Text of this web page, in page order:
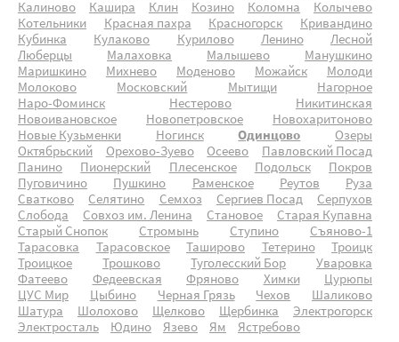
Калиново
Кашира Клин Козино Коломна
Колычево
Котельники
Красная пахра Красногорск
Кривандино
Кубинка
Кулаково Курилово Ленино
Лесной
Люберцы
Малаховка Малышево
Манушкино
Маришкино
Михнево Моденово Можайск
Молоди
Молоково
Московский Мытищи
Нагорное
Наро-Фоминск
Нестерово
Никитинская
Новоивановское
Новопетровское
Новохаритоново
Новые Кузьменки
Ногинск Одинцово
Озеры
Октябрьский
Орехово-Зуево Осеево
Павловский Посад
Панино
Пионерский Плесенское Подольск
Покров
Пуговичино
Пушкино Раменское Реутов
Руза
Сватково
Селятино Семхоз Сергиев Посад
Серпухов
Слобода
Совхоз им. Ленина Становое
Старая Купавна
Старый Снопок
Стромынь Ступино
Съяново-1
Тарасовка
Тарасовское Таширово Тетерино
Троицк
Троицкое
Трошково Туголесский Бор
Уваровка
Фатеево
Федеевская Фряново Химки
Цурюпы
ЦУС Мир
Цыбино Черная Грязь Чехов
Шаликово
Шатура
Шолохово Щелково Щербинка
Электрогорск
Электросталь
Юдино Язево Ям Ястребово